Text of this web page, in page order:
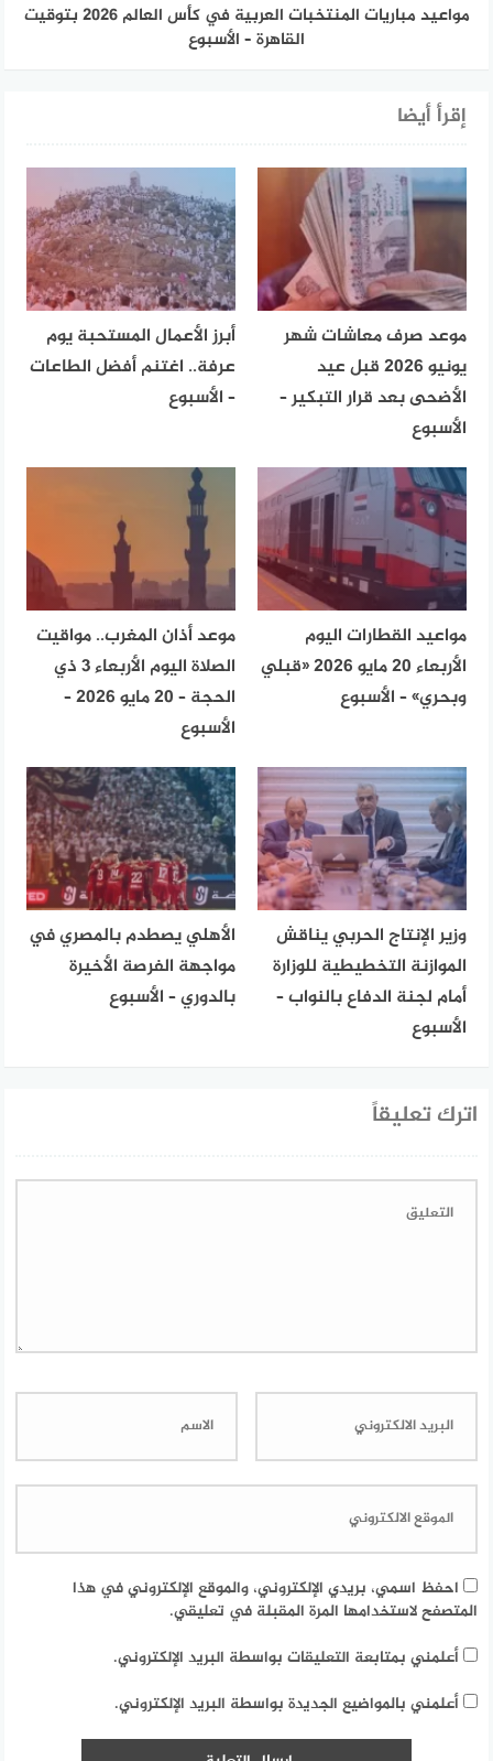
مواعيد مباريات المنتخبات العربية في كأس العالم 2026 بتوقيت
القاهرة – الأسبوع
إقرأ أيضا
موعد صرف معاشات شهر
يونيو 2026 قبل عيد
الأضحى بعد قرار التبكير –
الأسبوع
أبرز الأعمال المستحبة يوم
عرفة.. اغتنم أفضل الطاعات
– الأسبوع
مواعيد القطارات اليوم
الأربعاء 20 مايو 2026 «قبلي
وبحري» – الأسبوع
موعد أذان المغرب.. مواقيت
الصلاة اليوم الأربعاء 3 ذي
الحجة – 20 مايو 2026 –
الأسبوع
وزير الإنتاج الحربي يناقش
الموازنة التخطيطية للوزارة
أمام لجنة الدفاع بالنواب –
الأسبوع
الأهلي يصطدم بالمصري في
مواجهة الفرصة الأخيرة
بالدوري – الأسبوع
اترك تعليقاً
احفظ اسمي، بريدي الإلكتروني، والموقع الإلكتروني في هذا
المتصفح لاستخدامها المرة المقبلة في تعليقي.
أعلمني بمتابعة التعليقات بواسطة البريد الإلكتروني.
أعلمني بالمواضيع الجديدة بواسطة البريد الإلكتروني.